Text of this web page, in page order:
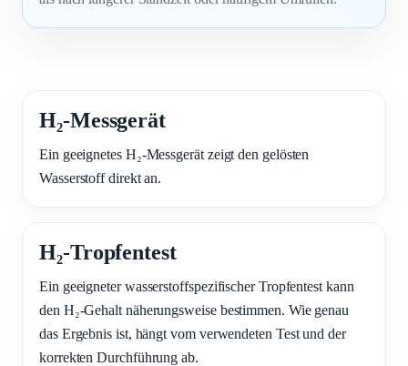
H₂-Messgerät
Ein geeignetes H₂-Messgerät zeigt den gelösten
Wasserstoff direkt an.
H₂-Tropfentest
Ein geeigneter wasserstoffspezifischer Tropfentest kann
den H₂-Gehalt näherungsweise bestimmen. Wie genau
das Ergebnis ist, hängt vom verwendeten Test und der
korrekten Durchführung ab.